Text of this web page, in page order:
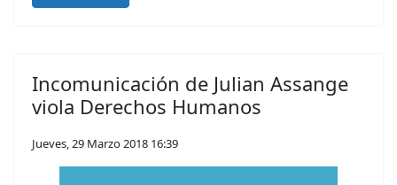
Incomunicación de Julian Assange
viola Derechos Humanos
Jueves, 29 Marzo 2018 16:39